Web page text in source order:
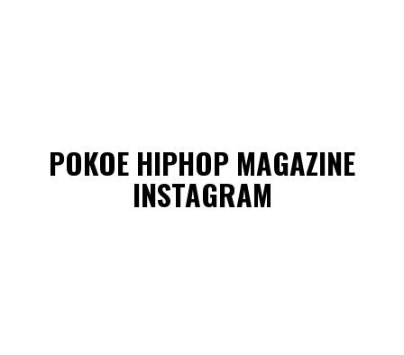
POKOE HIPHOP MAGAZINE
INSTAGRAM